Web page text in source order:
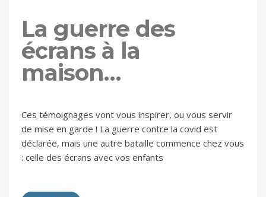
La guerre des
écrans à la
maison…
Ces témoignages vont vous inspirer, ou vous servir
de mise en garde ! La guerre contre la covid est
déclarée, mais une autre bataille commence chez vous
: celle des écrans avec vos enfants